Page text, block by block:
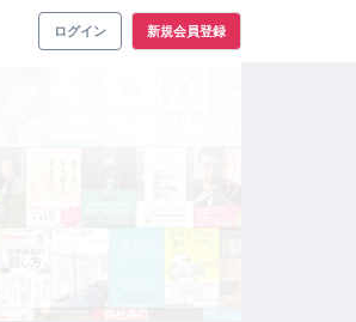
ログイン 新規会員登録